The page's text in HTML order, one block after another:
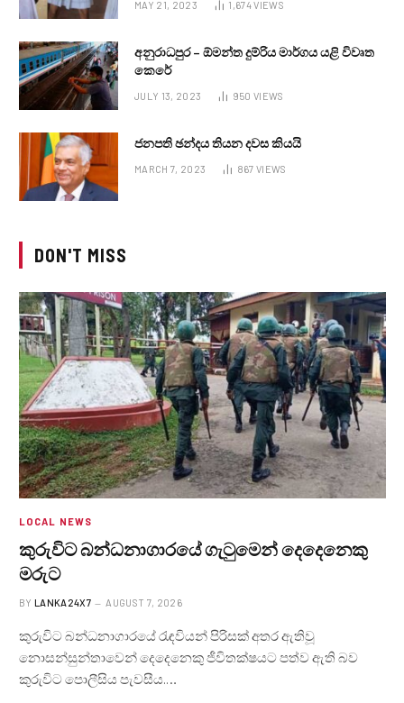
MAY 21, 2023 1,674VIEWS
අනුරාධපුර – ඕමන්ත දුම්රිය මාර්ගය යළි විවෘත
කෙරේ
JULY 13, 2023 950 VIEWS
ජනපති ඡන්දය තියන දවස කියයි
MARCH 7, 2023 867 VIEWS
DON'T MISS
LOCAL NEWS
කුරුවිට බන්ධනාගාරයේ ගැටුමෙන් දෙදෙනෙකු
මරුට
BY LANKA24X7 AUGUST 7, 2026
කුරුවිට බන්ධනාගාරයේ රැඳවියන් පිරිසක් අතර ඇතිවූ
නොසන්සුන්තාවෙන් දෙදෙනෙකු ජීවිතක්ෂයට පත්ව ඇති බව
කුරුවිට පොලීසිය පැවසීය.…